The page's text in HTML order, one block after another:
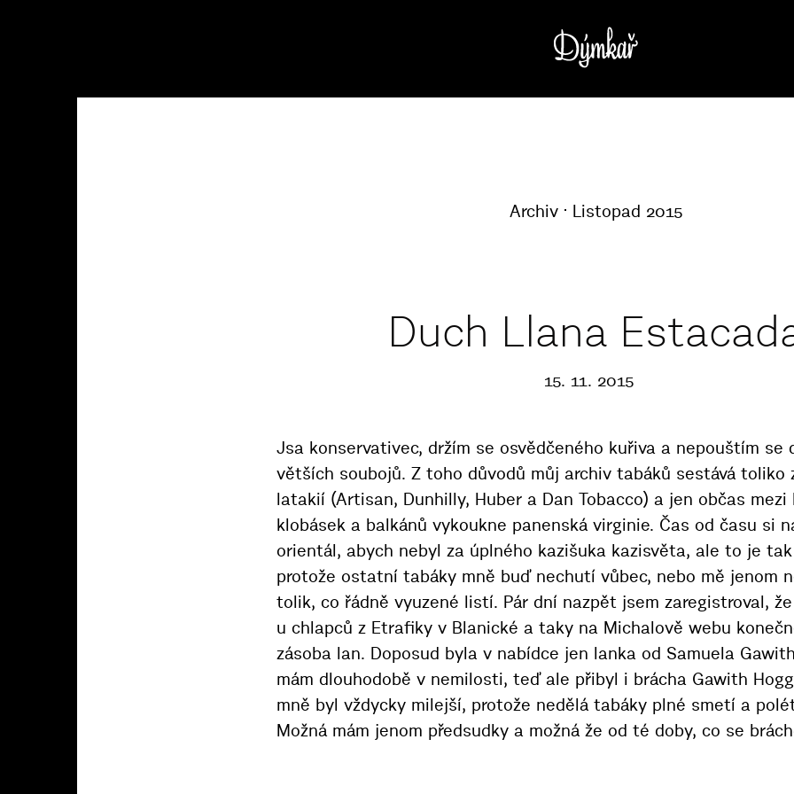
Archiv Listopad 2015
Duch Llana
15. 11. 2015
Jsa konservativec, držím se osvědčeného kuřiva a nepouštím se
větších soubojů. Z toho důvodů můj archiv tabáků sestává toliko
latakií (Artisan, Dunhilly, Huber a Dan Tobacco) a jen občas mezi
klobásek a balkánů vykoukne panenská virginie. Čas od času si
orientál, abych nebyl za úplného kazišuka kazisvěta, ale to je
protože ostatní tabáky mně buď nechutí vůbec, nebo mě jenom
tolik, co řádně vyuzené listí. Pár dní nazpět jsem zaregistroval,
u chlapců z Etrafiky v Blanické a taky na Michalově webu
zásoba lan. Doposud byla v nabídce jen lanka od Samuela
mám dlouhodobě v nemilosti, teď ale přibyl i brácha Gawith
mně byl vždycky milejší, protože nedělá tabáky plné smetí a
Možná mám jenom předsudky a možná že od té doby, co se